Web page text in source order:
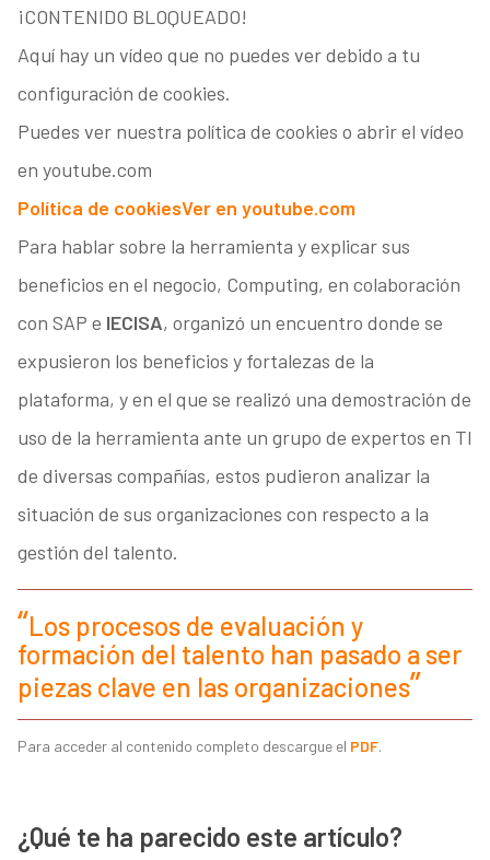
¡CONTENIDO BLOQUEADO!
Aquí hay un vídeo que no puedes ver debido a tu
configuración de cookies.
Puedes ver nuestra política de cookies o abrir el vídeo
en youtube.com
Política de cookiesVer en youtube.com
Para hablar sobre la herramienta y explicar sus
beneficios en el negocio, Computing, en colaboración
con SAP e IECISA, organizó un encuentro donde se
expusieron los beneficios y fortalezas de la
plataforma, y en el que se realizó una demostración de
uso de la herramienta ante un grupo de expertos en TI
de diversas compañías, estos pudieron analizar la
situación de sus organizaciones con respecto a la
gestión del talento.
Los procesos de evaluación y
formación del talento han pasado a ser
piezas clave en las organizaciones
Para acceder al contenido completo descargue el PDF.
¿Qué te ha parecido este artículo?